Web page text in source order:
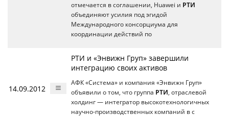
отмечается в соглашении, Huawei и РТИ
объединяют усилия под эгидой
Международного консорциума для
координации действий по
14.09.2012
РТИ и «Энвижн Груп» завершили
интеграцию своих активов
АФК «Система» и компания «Энвижн Груп»
объявили о том, что группа РТИ , отраслевой
холдинг — интегратор высокотехнологичных
научно-производственных компаний в с